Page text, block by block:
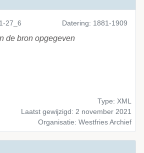
27_6 Datering: 1881-1909
de bron opgegeven
Type: XML
Laatst gewijzigd: 2 november 2021
Organisatie: Westfries Archief